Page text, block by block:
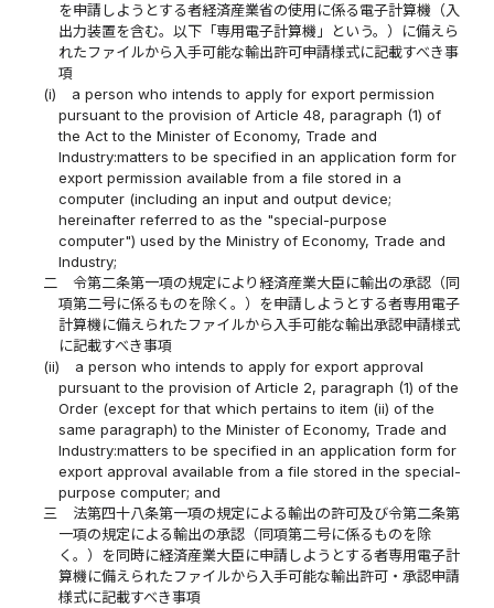
を申請しようとする者経済産業省の使用に係る電子計算機（入
出力装置を含む。以下「専用電子計算機」という。）に備えら
れたファイルから入手可能な輸出許可申請様式に記載すべき事
項
(i)
a person who intends to apply for export permission
pursuant to the provision of Article 48, paragraph (1) of
the Act to the Minister of Economy, Trade and
Industry:matters to be specified in an application form for
export permission available from a file stored in a
computer (including an input and output device;
hereinafter referred to as the "special-purpose
computer") used by the Ministry of Economy, Trade and
Industry;
二
令第二条第一項の規定により経済産業大臣に輸出の承認（同
項第二号に係るものを除く。）を申請しようとする者専用電子
計算機に備えられたファイルから入手可能な輸出承認申請様式
に記載すべき事項
(ii)
a person who intends to apply for export approval
pursuant to the provision of Article 2, paragraph (1) of the
Order (except for that which pertains to item (ii) of the
same paragraph) to the Minister of Economy, Trade and
Industry:matters to be specified in an application form for
export approval available from a file stored in the special-
purpose computer; and
三
法第四十八条第一項の規定による輸出の許可及び令第二条第
一項の規定による輸出の承認（同項第二号に係るものを除
く。）を同時に経済産業大臣に申請しようとする者専用電子計
算機に備えられたファイルから入手可能な輸出許可・承認申請
様式に記載すべき事項